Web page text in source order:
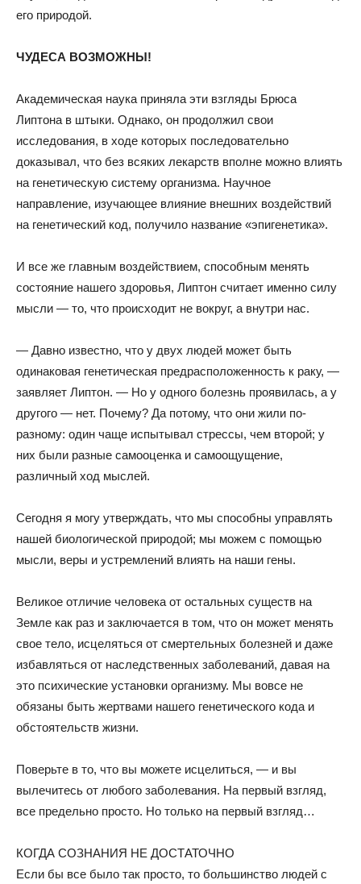
его природой.
ЧУДЕСА ВОЗМОЖНЫ!
Академическая наука приняла эти взгляды Брюса
Липтона в штыки. Однако, он продолжил свои
исследования, в ходе которых последовательно
доказывал, что без всяких лекарств вполне можно влиять
на генетическую систему организма. Научное
направление, изучающее влияние внешних воздействий
на генетический код, получило название «эпигенетика».
И все же главным воздействием, способным менять
состояние нашего здоровья, Липтон считает именно силу
мысли — то, что происходит не вокруг, а внутри нас.
— Давно известно, что у двух людей может быть
одинаковая генетическая предрасположенность к раку, —
заявляет Липтон. — Но у одного болезнь проявилась, а у
другого — нет. Почему? Да потому, что они жили по-
разному: один чаще испытывал стрессы, чем второй; у
них были разные самооценка и самоощущение,
различный ход мыслей.
Сегодня я могу утверждать, что мы способны управлять
нашей биологической природой; мы можем с помощью
мысли, веры и устремлений влиять на наши гены.
Великое отличие человека от остальных существ на
Земле как раз и заключается в том, что он может менять
свое тело, исцеляться от смертельных болезней и даже
избавляться от наследственных заболеваний, давая на
это психические установки организму. Мы вовсе не
обязаны быть жертвами нашего генетического кода и
обстоятельств жизни.
Поверьте в то, что вы можете исцелиться, — и вы
вылечитесь от любого заболевания. На первый взгляд,
все предельно просто. Но только на первый взгляд…
КОГДА СОЗНАНИЯ НЕ ДОСТАТОЧНО
Если бы все было так просто, то большинство людей с